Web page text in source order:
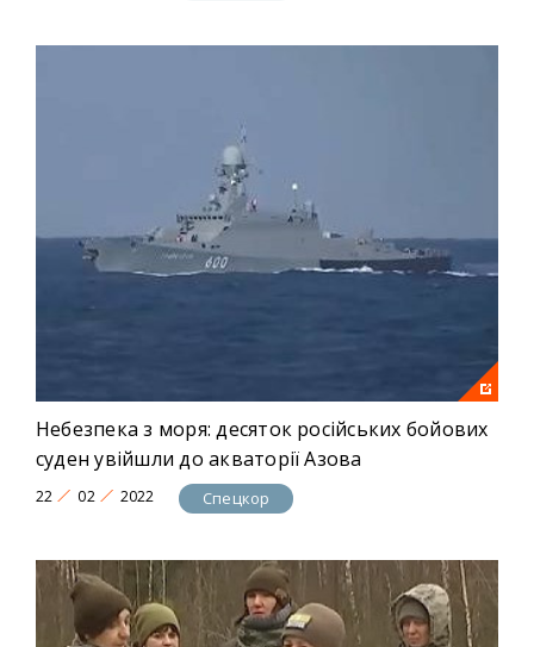
Небезпека з моря: десяток російських бойових
суден увійшли до акваторії Азова
22 02 2022 Спецкор